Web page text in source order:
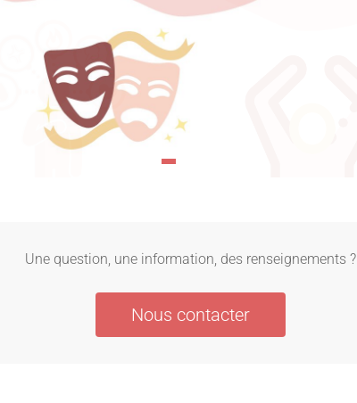
Une question, une information, des renseignements ?
Nous contacter